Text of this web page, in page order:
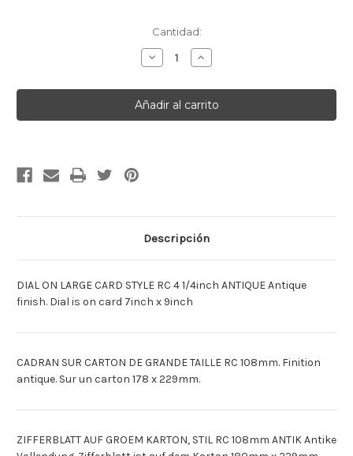
Cantidad:
Disminuir
la
de
[English]CARD
DIAL
STYLE
ANTIQUE
[Deutsch]PAPP-
108MM
ANTIK
ESTILO
ENVEJ.
Aumentar
la
de
[English]CARD
DIAL
STYLE
ANTIQUE
[Deutsch]PAPP-
RC
108MM
ESTILO
ENVEJ.
Descripción
DIAL ON LARGE CARD STYLE RC 4 1/4inch ANTIQUE Antique
finish. Dial is on card 7inch x 9inch
CADRAN SUR CARTON DE GRANDE TAILLE RC 108mm. Finition
antique. Sur un carton 178 x 229mm.
ZIFFERBLATT AUF GROEM KARTON, STIL RC 108mm ANTIK Antike